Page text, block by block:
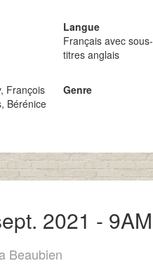
François
Bérénice
Langue
Français avec sous-
titres anglais
Genre
2021 - 9AM
Beaubien